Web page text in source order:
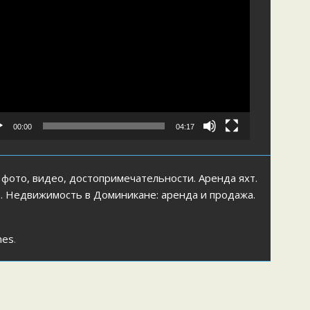
00:00 04:17
видео, достопримечательности. Аренда яхт.
Недвижимость в Доминикане: аренда и продажа.
.